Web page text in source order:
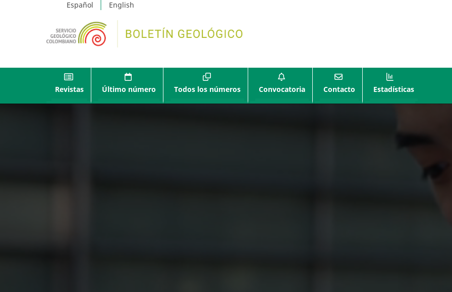
Español English
Revistas Último número Todos los números Convocatoria Contacto Estadísticas